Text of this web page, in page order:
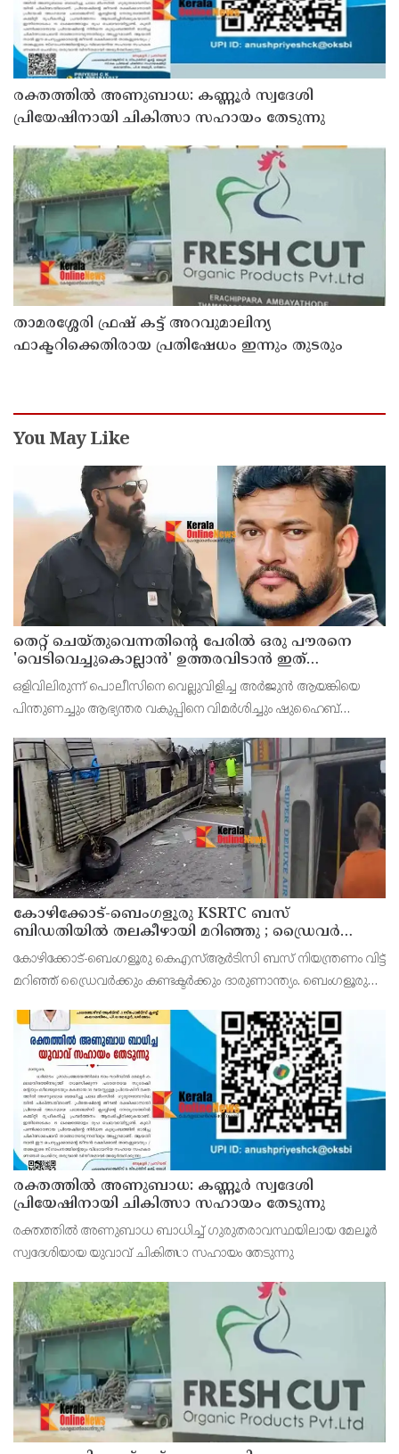
രക്തത്തിൽ അണുബാധ: കണ്ണൂർ സ്വദേശി
പ്രിയേഷിനായി ചികിത്സാ സഹായം തേടുന്നു
താമരശ്ശേരി ഫ്രഷ് കട്ട് അറവുമാലിന്യ
ഫാക്ടറിക്കെതിരായ പ്രതിഷേധം ഇന്നും തുടരും
You May Like
തെറ്റ് ചെയ്തുവെന്നതിന്റെ പേരില്‍ ഒരു പൗരനെ
'വെടിവെച്ചുകൊല്ലാന്‍' ഉത്തരവിടാന്‍ ഇത്
സംഘപരിവാറിൻ്റെ ബുള്‍ഡോസര്‍ ഭരണമുള്ള
യുപിയോ ബിഹാറോ അല്ല ; അര്‍ജുന്‍ ആയങ്കിയെ
പിന്തുണച്ച് ആകാശ് തില്ലങ്കേരി
ഒളിവിലിരുന്ന് പൊലീസിനെ വെല്ലുവിളിച്ച അര്‍ജുന്‍ ആയങ്കിയെ
പിന്തുണച്ചും ആഭ്യന്തര വകുപ്പിനെ വിമര്‍ശിച്ചും ഷുഹൈബ്
പൊലീസിനെ പരസ്യമായി അവഹേളിക്കുകയും വെല്ല
കോഴിക്കോട്-ബെംഗളൂരു KSRTC ബസ്
ബിഡതിയിൽ തലകീഴായി മറിഞ്ഞു ; ഡ്രെെവർക്കും
കണ്ടക്ടർക്കും ദാരുണാന്ത്യം, നിരവധി യാത്രക്കാർക്ക്
പരിക്ക്
കോഴിക്കോട്-ബെംഗളൂരു കെഎസ്ആര്‍ടിസി ബസ് നിയന്ത്രണം വിട്ട്
മറിഞ്ഞ് ഡ്രൈവര്‍ക്കും കണ്ടക്ടര്‍ക്കും ദാരുണാന്ത്യം. ബെംഗളൂരു
നിയന്ത്രണം വിട്ട ബസ് സൂചനാ ബോര്‍ഡില
രക്തത്തിൽ അണുബാധ: കണ്ണൂർ സ്വദേശി
പ്രിയേഷിനായി ചികിത്സാ സഹായം തേടുന്നു
രക്തത്തിൽ അണുബാധ ബാധിച്ച് ഗുരുതരാവസ്ഥയിലായ മേലൂർ
സ്വദേശിയായ യുവാവ് ചികിത്സാ സഹായം തേടുന്നു